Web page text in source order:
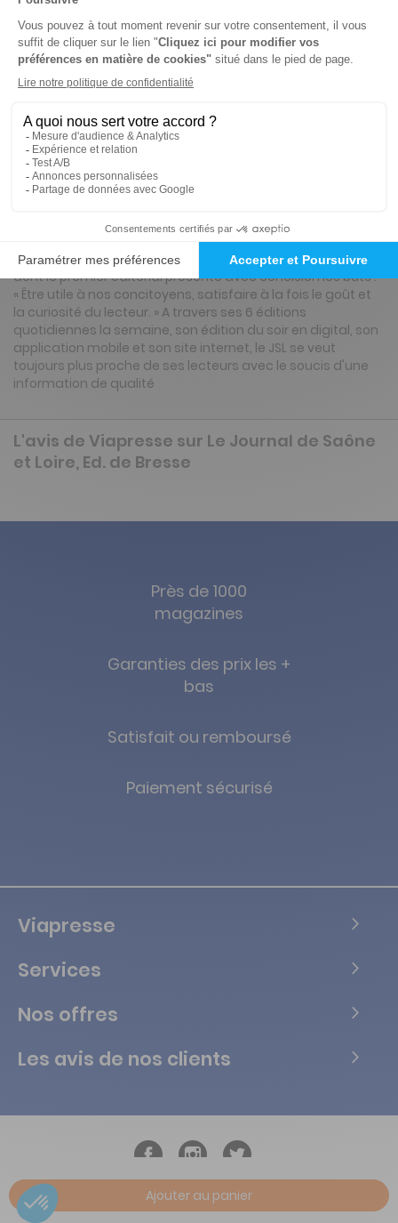
428€32 Tarif Kiosque :503€90
Tarif France métropolitaine
Renouvellement à date d’anniversaire
Ajouter au panier
Présentation du magazine Le Journal de
Saône et Loire, Ed. de Bresse
Le Journal de Saône-et-Loire est paru pour la première fois
le 2 juillet 1826 à Mâcon. Alphonse de Lamartine appartient
au comité de patronage de cette publication nouvelle
dont le premier éditorial présente avec concision les buts :
« Être utile à nos concitoyens, satisfaire à la fois le goût et
la curiosité du lecteur. » A travers ses 6 éditions
quotidiennes la semaine, son édition du soir en digital, son
application mobile et son site internet, le JSL se veut
toujours plus proche de ses lecteurs avec le soucis d'une
information de qualité
L'avis de Viapresse sur Le Journal de Saône
et Loire, Ed. de Bresse
Près de 1000
magazines
Garanties des prix les +
bas
Satisfait ou remboursé
Paiement sécurisé
Viapresse
Services
Nos offres
Les avis de nos clients
Copyright © Tous droits réservés Vialife - 2026.